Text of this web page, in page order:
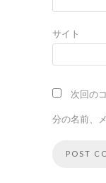
サイト
次回の
分の名前、